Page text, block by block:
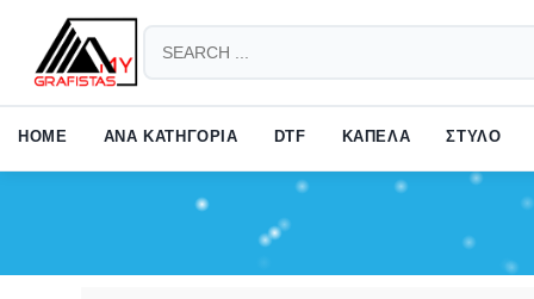
HOW TO SHOP
1 Login or create new account.
If you still have problems, please let us know, by sending an
HOME ΑΝΑ ΚΑΤΗΓΟΡΙΑ DTF ΚΑΠΕΛΑ ΣΤΥΛΟ